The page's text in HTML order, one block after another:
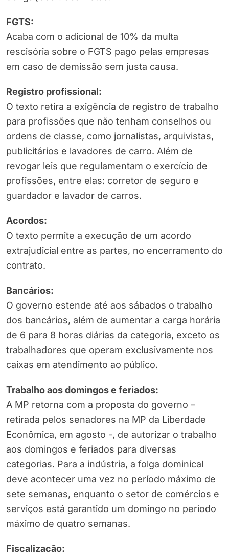
FGTS:
Acaba com o adicional de 10% da multa
rescisória sobre o FGTS pago pelas empresas
em caso de demissão sem justa causa.
Registro profissional:
O texto retira a exigência de registro de trabalho
para profissões que não tenham conselhos ou
ordens de classe, como jornalistas, arquivistas,
publicitários e lavadores de carro. Além de
revogar leis que regulamentam o exercício de
profissões, entre elas: corretor de seguro e
guardador e lavador de carros.
Acordos:
O texto permite a execução de um acordo
extrajudicial entre as partes, no encerramento do
contrato.
Bancários:
O governo estende até aos sábados o trabalho
dos bancários, além de aumentar a carga horária
de 6 para 8 horas diárias da categoria, exceto os
trabalhadores que operam exclusivamente nos
caixas em atendimento ao público.
Trabalho aos domingos e feriados:
A MP retorna com a proposta do governo –
retirada pelos senadores na MP da Liberdade
Econômica, em agosto -, de autorizar o trabalho
aos domingos e feriados para diversas
categorias. Para a indústria, a folga dominical
deve acontecer uma vez no período máximo de
sete semanas, enquanto o setor de comércios e
serviços está garantido um domingo no período
máximo de quatro semanas.
Fiscalização: